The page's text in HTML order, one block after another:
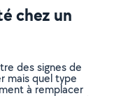
chez un
des signes de
mais quel type
à remplacer